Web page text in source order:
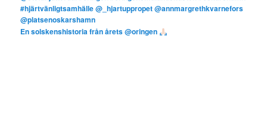
En solskenshistoria från årets @oringen